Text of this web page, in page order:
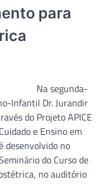
para
Na segunda-
Infantil Dr. Jurandir
do Projeto APICE
e Ensino em
desenvolvido no
do Curso de
no auditório